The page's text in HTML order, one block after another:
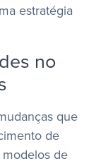
estratégia
no
que
de
modelos de